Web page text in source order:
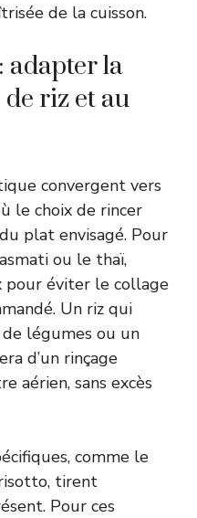
de la cuisson.
adapter la
riz et au
convergent vers
le choix de rincer
plat envisagé. Pour
ou le thaï,
pour éviter le collage
Un riz qui
légumes ou un
d’un rinçage
aérien, sans excès
comme le
tirent
Pour ces